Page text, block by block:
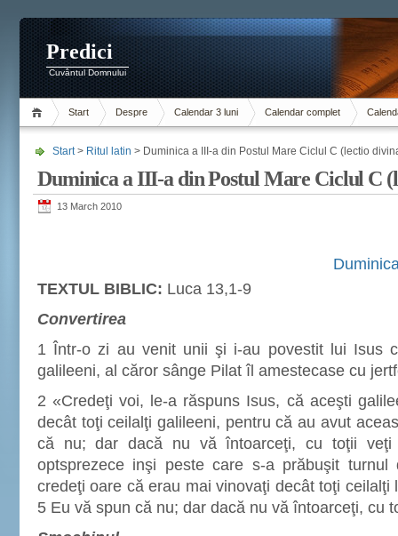
Predici
Cuvântul Domnului
Start Despre Calendar 3 luni Calendar complet
Start> Ritul latin > Duminica a III-a din Postul Mare Ciclul C (lectio
Duminica a III-a din Postul Mare Ciclul C
13 March 2010
TEXTUL BIBLIC: Luca 13,1-9
Convertirea
1 Într-o zi au venit unii şi i-au povestit lui Isus
galileeni, al căror sânge Pilat îl amestecase cu
2 «Credeţi voi, le-a răspuns Isus, că aceşti
decât toţi ceilalţi galileeni, pentru că au avut
că nu; dar dacă nu vă întoarceţi, cu toţii
optsprezece inşi peste care s-a prăbuşit
credeţi oare că erau mai vinovaţi decât toţi ceilalţi
5 Eu vă spun că nu; dar dacă nu vă întoarceţi, cu